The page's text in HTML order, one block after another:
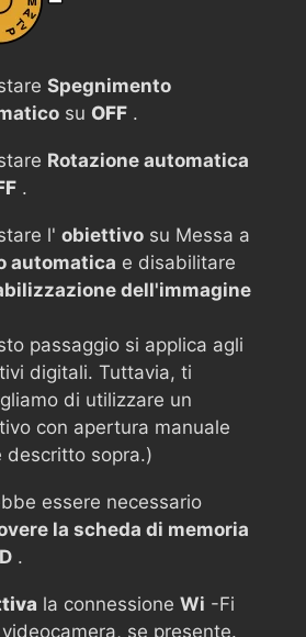
Spegnimento
su OFF .
Rotazione automatica
.
l' obiettivo su Messa a
automatica e disabilitare
dell'immagine
passaggio si applica agli
digitali. Tuttavia, ti
di utilizzare un
con apertura manuale
descritto sopra.)
essere necessario
la scheda di memoria
.
la connessione Wi -Fi
se presente.